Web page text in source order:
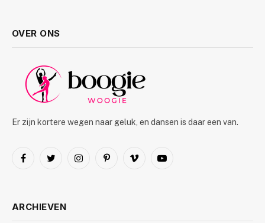
OVER ONS
Er zijn kortere wegen naar geluk, en dansen is daar een van.
FacebookTwitterInstagramPinterestVimeo YouTube
ARCHIEVEN